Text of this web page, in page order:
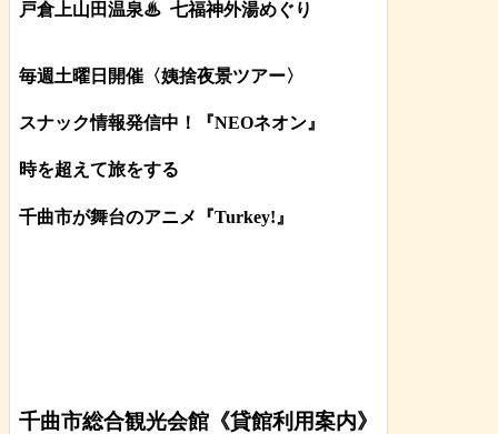
戸倉上山田温泉♨ 七福神外湯めぐり
毎週土曜日開催〈姨捨夜景ツアー〉
スナック情報発信中！『NEOネオン』
時を超えて旅をする
千曲市が舞台のアニメ『Turkey!』
千曲市総合観光会館《貸館利用案内》